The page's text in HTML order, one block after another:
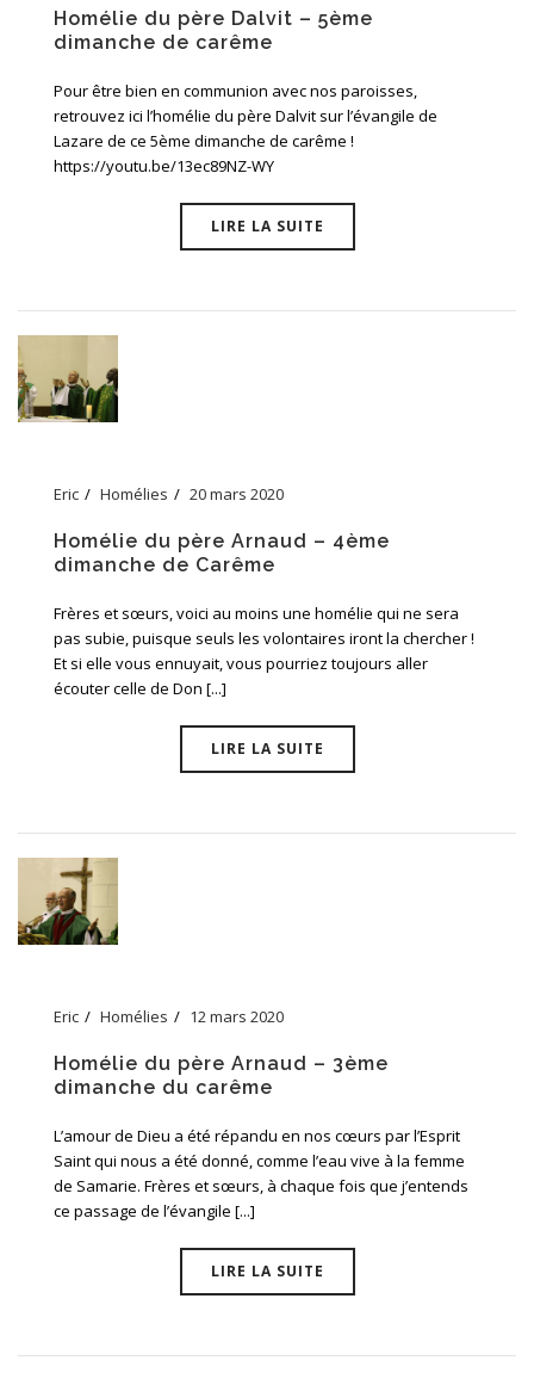
Homélie du père Dalvit – 5ème
dimanche de carême
Pour être bien en communion avec nos paroisses,
retrouvez ici l’homélie du père Dalvit sur l’évangile de
Lazare de ce 5ème dimanche de carême !
https://youtu.be/13ec89NZ-WY
LIRE LA SUITE
Eric Homélies 20 mars 2020
Homélie du père Arnaud – 4ème
dimanche de Carême
Frères et sœurs, voici au moins une homélie qui ne sera
pas subie, puisque seuls les volontaires iront la chercher !
Et si elle vous ennuyait, vous pourriez toujours aller
écouter celle de Don [...]
LIRE LA SUITE
Eric Homélies 12 mars 2020
Homélie du père Arnaud – 3ème
dimanche du carême
L’amour de Dieu a été répandu en nos cœurs par l’Esprit
Saint qui nous a été donné, comme l’eau vive à la femme
de Samarie. Frères et sœurs, à chaque fois que j’entends
ce passage de l’évangile [...]
LIRE LA SUITE